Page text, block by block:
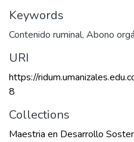
Keywords
Contenido ruminal, Abono
URI
https://
8
Collections
Maestria en Desarrollo